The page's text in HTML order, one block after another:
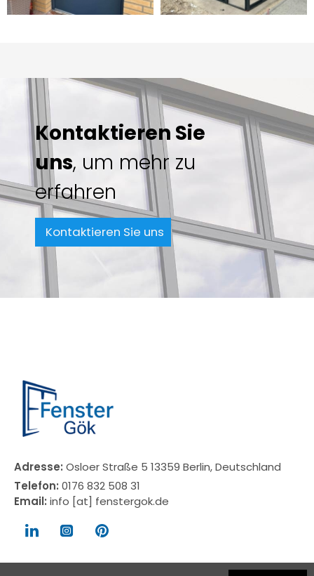
Kontaktieren Sie
uns, um mehr zu
erfahren
Kontaktieren Sie uns
Adresse: Osloer Straße 5 13359 Berlin, Deutschland
Telefon: 0176 832 508 31
Email: info [at] fenstergok.de